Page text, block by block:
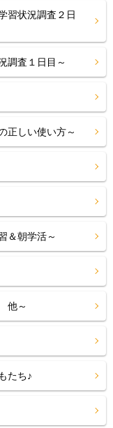
状況調査２日
査１日目～
しい使い方～
朝学活～
他～
たち♪